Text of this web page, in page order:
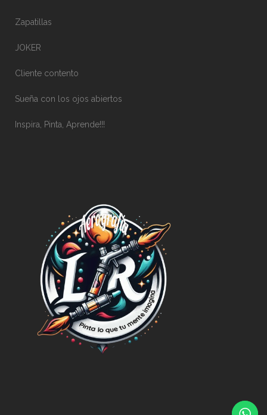
Zapatillas
JOKER
Cliente contento
Sueña con los ojos abiertos
Inspira, Pinta, Aprende!!!